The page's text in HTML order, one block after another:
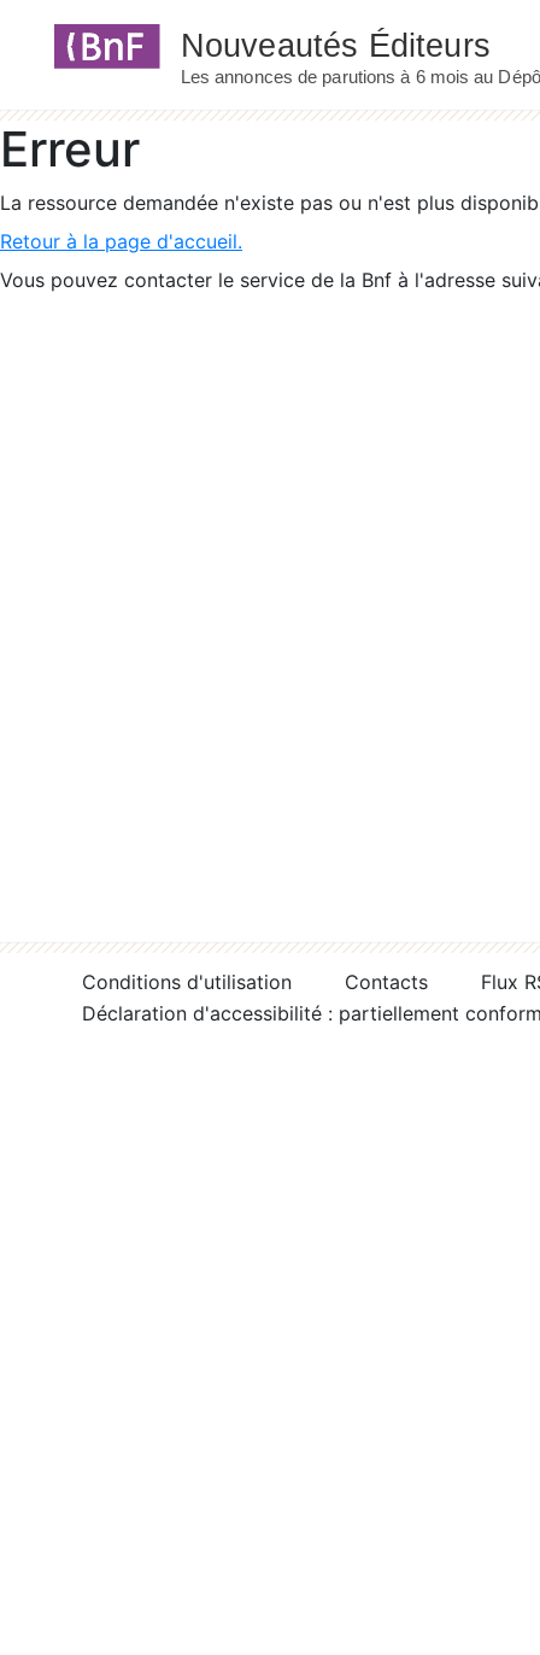
Erreur
La ressource demandée n'existe pas ou n'est plus
Retour à la page d'accueil.
Vous pouvez contacter le service de la Bnf à l'adresse
Conditions d'utilisation Contacts
Flux
Déclaration d'accessibilité : partiellement